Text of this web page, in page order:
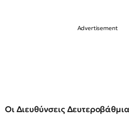
Οι Διευθύνσεις